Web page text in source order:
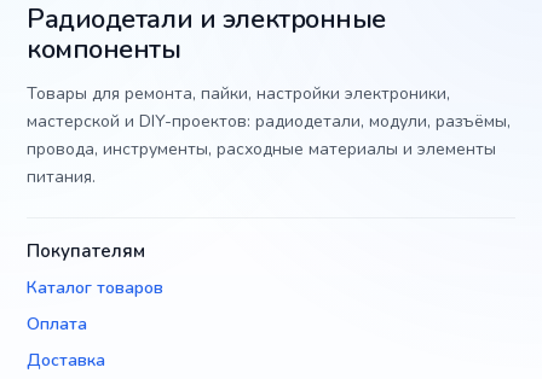
Радиодетали и электронные
компоненты
Товары для ремонта, пайки, настройки электроники,
мастерской и DIY-проектов: радиодетали, модули, разъёмы,
провода, инструменты, расходные материалы и элементы
питания.
Покупателям
Каталог товаров
Оплата
Доставка